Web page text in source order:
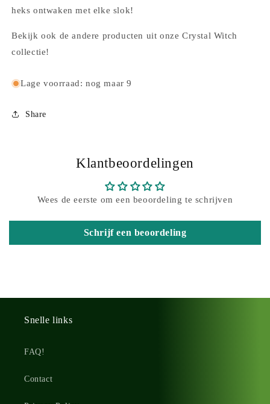
heks ontwaken met elke slok!
Bekijk ook de andere producten uit onze Crystal Witch
collectie!
Lage voorraad: nog maar 9
Share
Klantbeoordelingen
Wees de eerste om een beoordeling te schrijven
Schrijf een beoordeling
Snelle links
FAQ!
Contact